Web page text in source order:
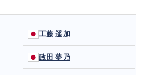
工藤 遥加
政田 夢乃